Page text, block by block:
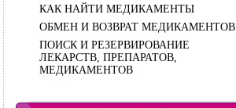
КАК НАЙТИ МЕДИКАМЕНТЫ
ОБМЕН И ВОЗВРАТ МЕДИКАМЕНТОВ
ПОИСК И РЕЗЕРВИРОВАНИЕ
ЛЕКАРСТВ, ПРЕПАРАТОВ,
МЕДИКАМЕНТОВ